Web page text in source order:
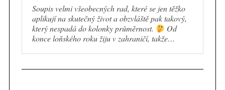
Soupis velmi všeobecných rad, které se jen těžko
aplikují na skutečný život a obzvláště pak takový,
který nespadá do kolonky průměrnost.
Od
konce loňského roku žiju v zahraničí, takže…